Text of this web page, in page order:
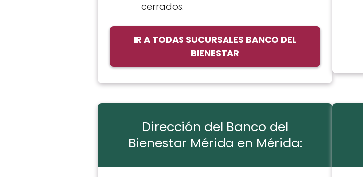
cerrados.
IR A TODAS SUCURSALES BANCO DEL
BIENESTAR
Dirección del Banco del
Bienestar Mérida en Mérida: